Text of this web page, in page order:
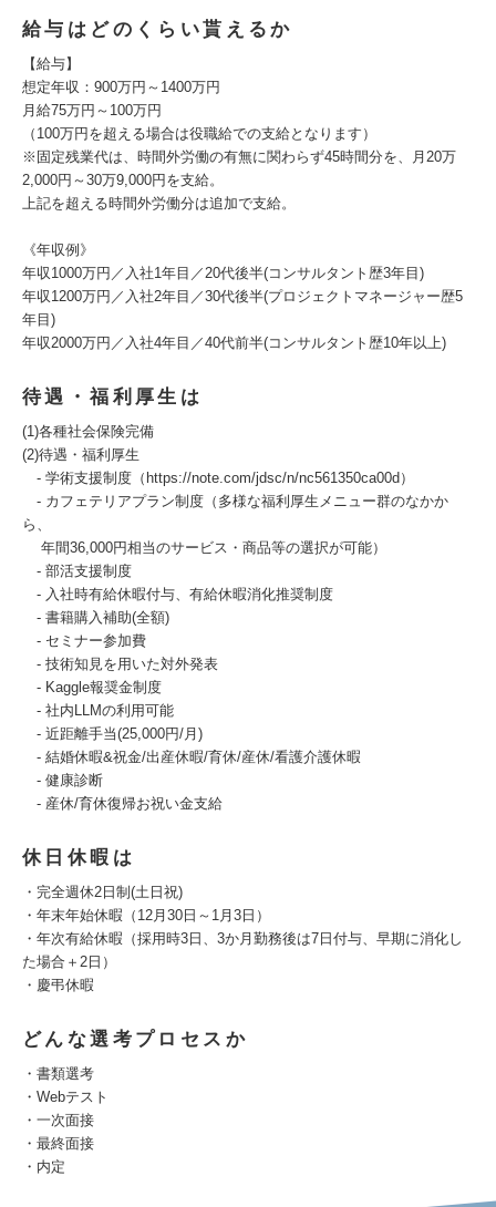
給与はどのくらい貰えるか
【給与】
想定年収：900万円～1400万円
月給75万円～100万円
（100万円を超える場合は役職給での支給となります）
※固定残業代は、時間外労働の有無に関わらず45時間分を、月20万
2,000円～30万9,000円を支給。
上記を超える時間外労働分は追加で支給。
《年収例》
年収1000万円／入社1年目／20代後半(コンサルタント歴3年目)
年収1200万円／入社2年目／30代後半(プロジェクトマネージャー歴5
年目)
年収2000万円／入社4年目／40代前半(コンサルタント歴10年以上)
待遇・福利厚生は
(1)各種社会保険完備
(2)待遇・福利厚生
‐ 学術支援制度（https://note.com/jdsc/n/nc561350ca00d）
- カフェテリアプラン制度（多様な福利厚生メニュー群のなかか
ら、
年間36,000円相当のサービス・商品等の選択が可能）
- 部活支援制度
‐ 入社時有給休暇付与、有給休暇消化推奨制度
- 書籍購入補助(全額)
- セミナー参加費
- 技術知見を用いた対外発表
‐ Kaggle報奨金制度
‐ 社内LLMの利用可能
- 近距離手当(25,000円/月)
- 結婚休暇&祝金/出産休暇/育休/産休/看護介護休暇
- 健康診断
- 産休/育休復帰お祝い金支給
休日休暇は
・完全週休2日制(土日祝)
・年末年始休暇（12月30日～1月3日）
・年次有給休暇（採用時3日、3か月勤務後は7日付与、早期に消化し
た場合＋2日）
・慶弔休暇
どんな選考プロセスか
・書類選考
・Webテスト
・一次面接
・最終面接
・内定